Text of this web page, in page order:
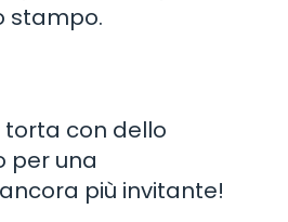
stampo.
con dello
per una
più invitante!